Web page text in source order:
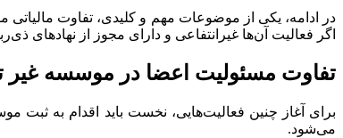
در ادامه، یکی از موضوعات مهم و کلیدی، تفاوت
اگر فعالیت آن‌ها غیرانتفاعی و دارای مجوز از نهادهای
تفاوت مسئولیت اعضا در موسسه
برای آغاز چنین فعالیت‌هایی، نخست باید اقدام به
می‌شود.